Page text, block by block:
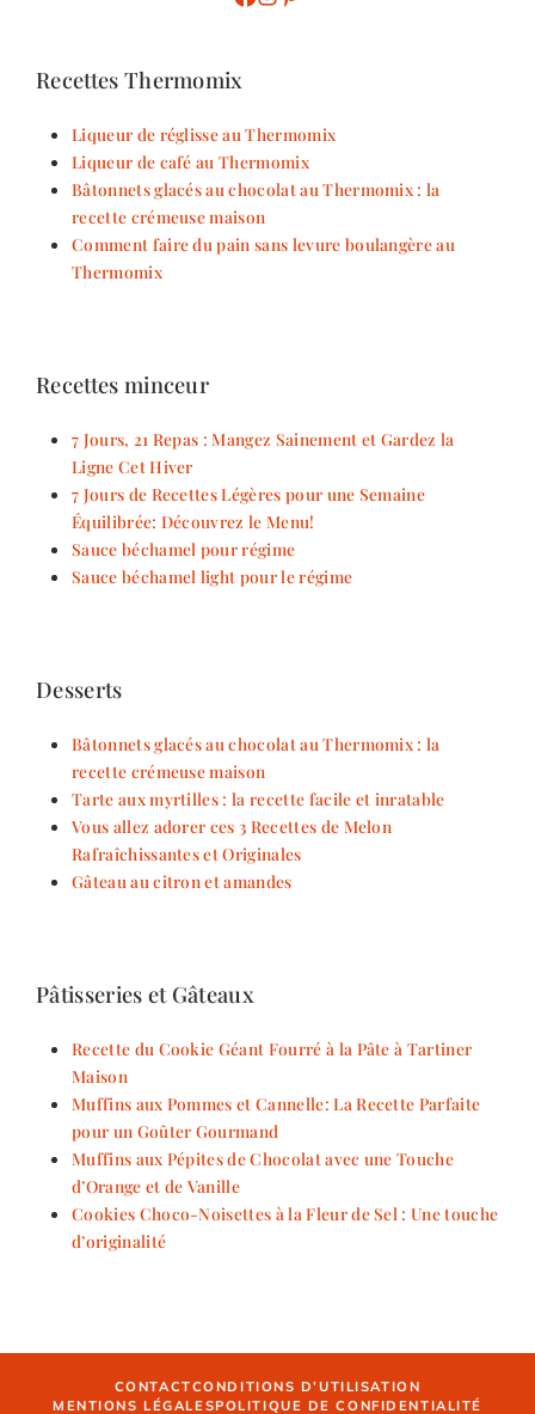
Recettes Thermomix
Liqueur de réglisse au Thermomix
Liqueur de café au Thermomix
Bâtonnets glacés au chocolat au Thermomix : la
recette crémeuse maison
Comment faire du pain sans levure boulangère au
Thermomix
Recettes minceur
7 Jours, 21 Repas : Mangez Sainement et Gardez la
Ligne Cet Hiver
7 Jours de Recettes Légères pour une Semaine
Équilibrée: Découvrez le Menu!
Sauce béchamel pour régime
Sauce béchamel light pour le régime
Desserts
Bâtonnets glacés au chocolat au Thermomix : la
recette crémeuse maison
Tarte aux myrtilles : la recette facile et inratable
Vous allez adorer ces 3 Recettes de Melon
Rafraîchissantes et Originales
Gâteau au citron et amandes
Pâtisseries et Gâteaux
Recette du Cookie Géant Fourré à la Pâte à Tartiner
Maison
Muffins aux Pommes et Cannelle: La Recette Parfaite
pour un Goûter Gourmand
Muffins aux Pépites de Chocolat avec une Touche
d’Orange et de Vanille
Cookies Choco-Noisettes à la Fleur de Sel : Une touche
d’originalité
CONTACTCONDITIONS D’UTILISATION
MENTIONS LÉGALESPOLITIQUE DE CONFIDENTIALITÉ